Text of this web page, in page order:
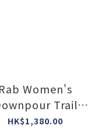
Rab Women's
Trail
Waterproof
HK$1,380.00